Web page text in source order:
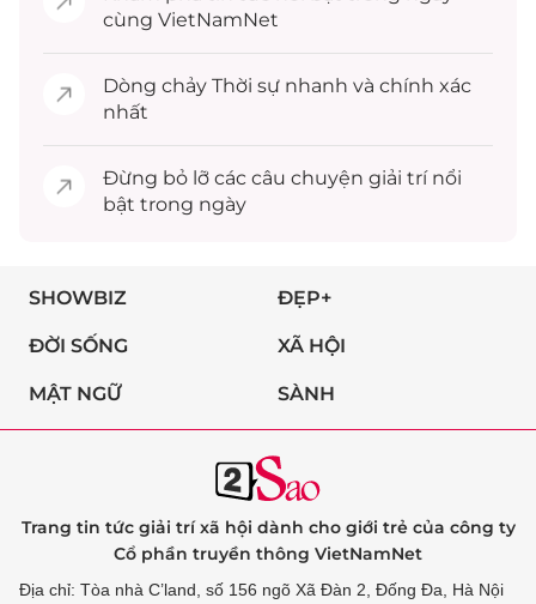
cùng VietNamNet
Dòng chảy Thời sự nhanh và chính xác
nhất
Đừng bỏ lỡ các câu chuyện giải trínổi
bật trong ngày
SHOWBIZ ĐẸP+
ĐỜI SỐNG XÃ HỘI
MẬT NGỮ SÀNH
Trang tin tức giải trí xã hội dành cho giới trẻ của công ty
Cổ phần truyền thông VietNamNet
Địa chỉ: Tòa nhà C’land, số 156 ngõ Xã Đàn 2, Đống Đa, Hà Nội